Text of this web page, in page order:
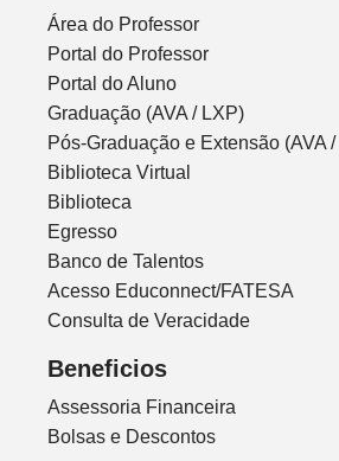
Área do Professor
Portal do Professor
Portal do Aluno
Graduação (AVA / LXP)
Pós-Graduação e Extensão (AVA
Biblioteca Virtual
Biblioteca
Egresso
Banco de Talentos
Acesso Educonnect/FATESA
Consulta de Veracidade
Beneficios
Assessoria Financeira
Bolsas e Descontos